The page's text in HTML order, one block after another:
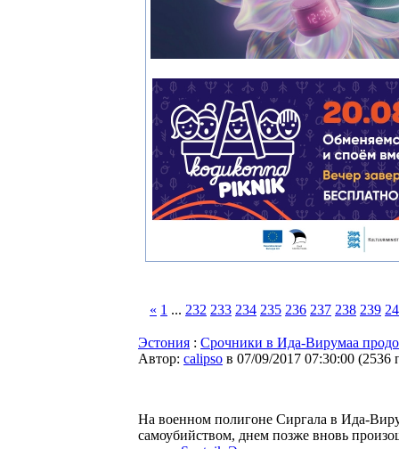
« 1 ... 232 233 234 235 236 237 238 239
Эстония : Срочники в Ида-Вирумаа
Автор: calipso в 07/09/2017 07:30:00 (2536
На военном полигоне Сиргала в Ида-
самоубийством, днем позже вновь